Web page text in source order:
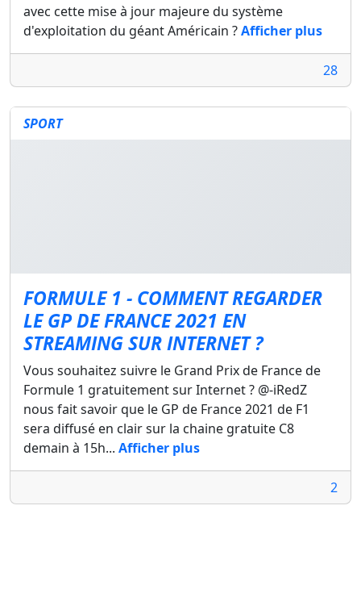
avec cette mise à jour majeure du système
d'exploitation du géant Américain ?Afficher plus
28
SPORT
FORMULE 1 - COMMENT REGARDER
LE GP DE FRANCE 2021 EN
STREAMING SUR INTERNET ?
Vous souhaitez suivre le Grand Prix de France de
Formule 1 gratuitement sur Internet ? @-iRedZ
nous fait savoir que le GP de France 2021 de F1
sera diffusé en clair sur la chaine gratuite C8
demain à 15h... Afficher plus
2